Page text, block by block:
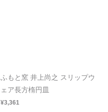
ふもと窯 井上尚之 スリップウ
ェア長方楕円皿
¥3,361